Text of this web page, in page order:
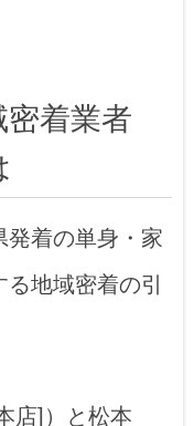
着業者
発着の単身・家
地域密着の引
店]）と松本